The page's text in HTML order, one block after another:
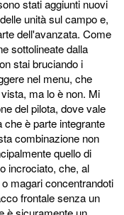
stati aggiunti nuovi
unità sul campo e,
dell'avanzata. Come
sottolineate dalla
stai bruciando i
nel menu, che
ma lo è non. Mi
del pilota, dove vale
che è parte integrante
combinazione non
quello di
incrociato, che, al
magari concentrandoti
frontale senza un